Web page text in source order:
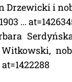
Drzewicki i
...